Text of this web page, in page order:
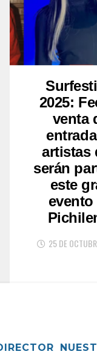
2025:
venta
artistas
serán
este
evento
25 DE